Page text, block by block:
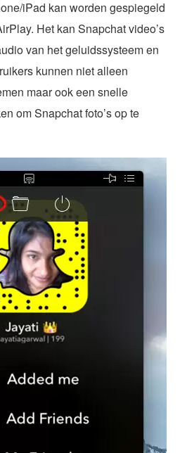
iPad kan worden gespiegeld
Het kan Snapchat video’s
van het geluidssysteem en
kunnen niet alleen
maar ook een snelle
om Snapchat foto’s op te